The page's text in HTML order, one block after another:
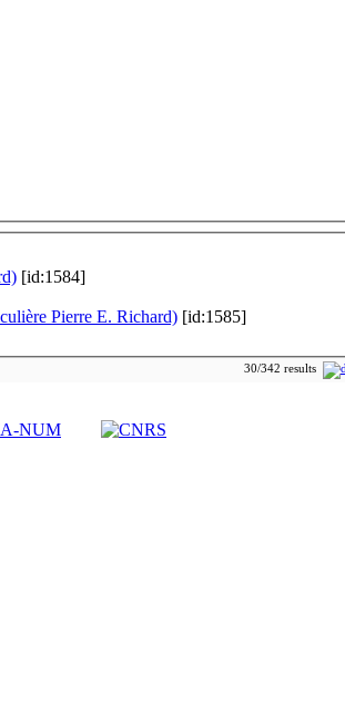
[id:1584]
Pierre E. Richard) [id:1585]
30/342 results